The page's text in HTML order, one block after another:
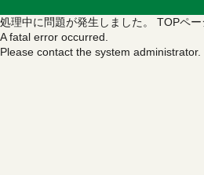
処理中に問題が発生しました。 TOPペ
A fatal error occurred.
Please contact the system administrator.